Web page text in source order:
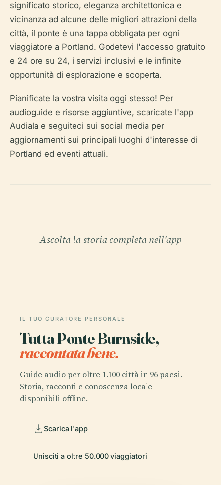
significato storico, eleganza architettonica e
vicinanza ad alcune delle migliori attrazioni della
città, il ponte è una tappa obbligata per ogni
viaggiatore a Portland. Godetevi l'accesso gratuito
e 24 ore su 24, i servizi inclusivi e le infinite
opportunità di esplorazione e scoperta.
Pianificate la vostra visita oggi stesso! Per
audioguide e risorse aggiuntive, scaricate l'app
Audiala e seguiteci sui social media per
aggiornamenti sui principali luoghi d'interesse di
Portland ed eventi attuali.
Ascolta la storia completa nell'app
IL TUO CURATORE PERSONALE
Tutta Ponte Burnside,
raccontata bene.
Guide audio per oltre 1.100 città in 96 paesi.
Storia, racconti e conoscenza locale —
disponibili offline.
Scarica l'app
Unisciti a oltre 50.000 viaggiatori